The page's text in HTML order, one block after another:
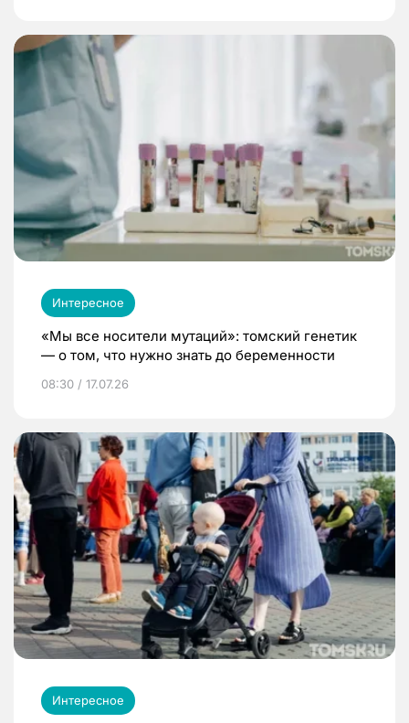
Интересное
«Мы все носители мутаций»: томский генетик
— о том, что нужно знать до беременности
08:30 / 17.07.26
Интересное